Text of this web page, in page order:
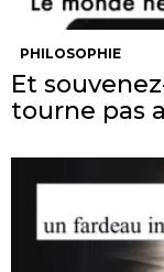
PHILOSOPHIE
Et
tourne pas